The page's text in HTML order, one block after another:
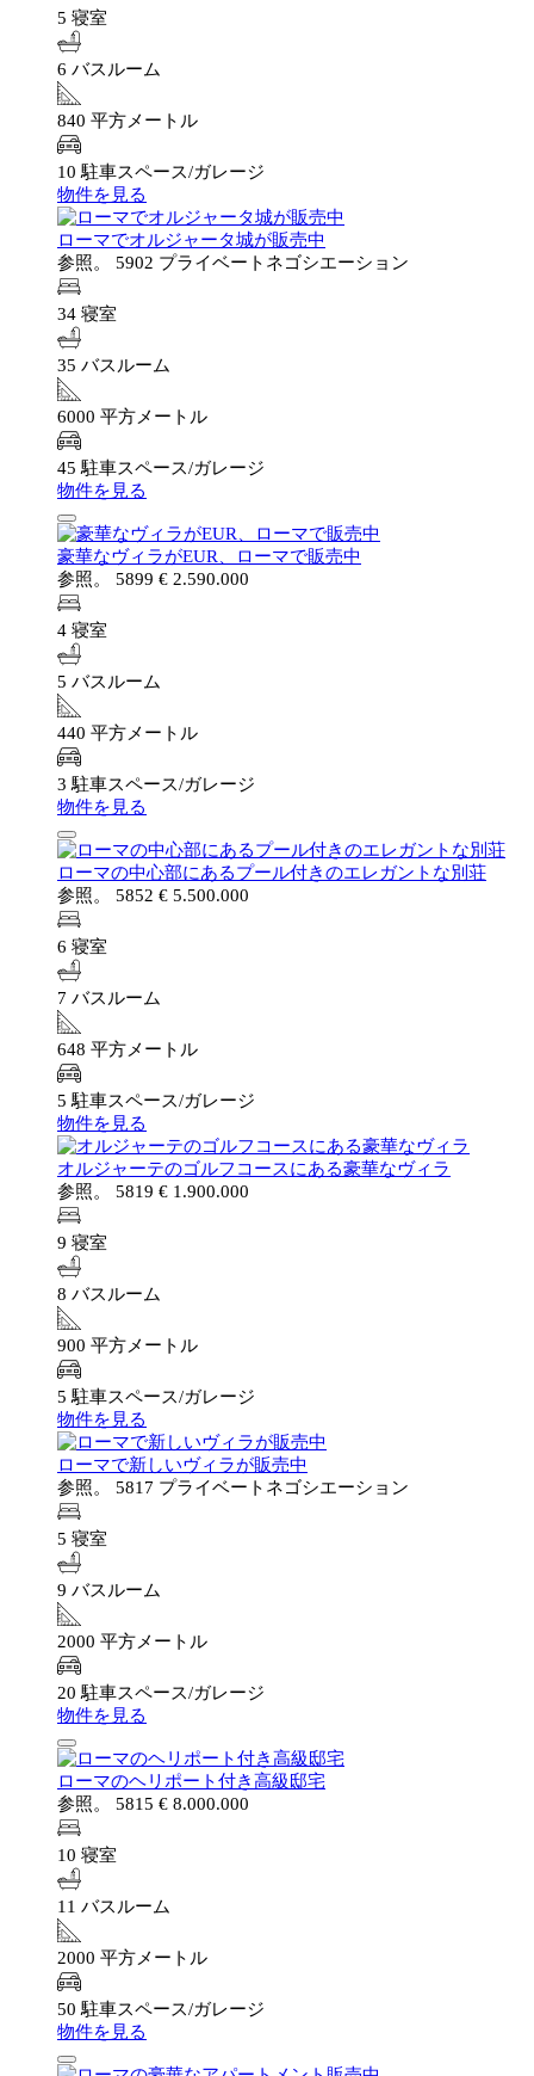
5 寝室
6 バスルーム
840 平方メートル
10 駐車スペース/ガレージ
物件を見る
ローマでオルジャータ城が販売中
参照。 5902 プライベートネゴシエーション
34 寝室
35 バスルーム
6000 平方メートル
45 駐車スペース/ガレージ
物件を見る
豪華なヴィラがEUR、ローマで販売中
参照。 5899 € 2.590.000
4 寝室
5 バスルーム
440 平方メートル
3 駐車スペース/ガレージ
物件を見る
ローマの中心部にあるプール付きのエレガントな別荘
参照。 5852 € 5.500.000
6 寝室
7 バスルーム
648 平方メートル
5 駐車スペース/ガレージ
物件を見る
オルジャーテのゴルフコースにある豪華なヴィラ
参照。 5819 € 1.900.000
9 寝室
8 バスルーム
900 平方メートル
5 駐車スペース/ガレージ
物件を見る
ローマで新しいヴィラが販売中
参照。 5817 プライベートネゴシエーション
5 寝室
9 バスルーム
2000 平方メートル
20 駐車スペース/ガレージ
物件を見る
ローマのヘリポート付き高級邸宅
参照。 5815 € 8.000.000
10 寝室
11 バスルーム
2000 平方メートル
50 駐車スペース/ガレージ
物件を見る